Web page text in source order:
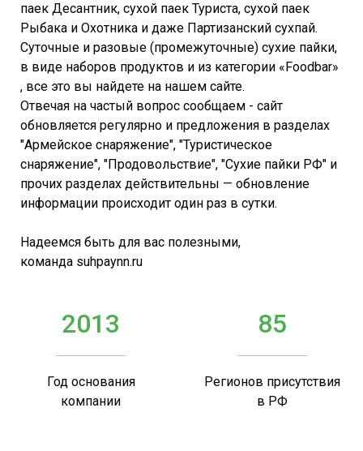
паек Десантник, сухой паек Туриста, сухой паек
Рыбака и Охотника и даже Партизанский сухпай.
Суточные и разовые (промежуточные) сухие пайки,
в виде наборов продуктов и из категории «Foodbar»
, все это вы найдете на нашем сайте.
Отвечая на частый вопрос сообщаем - сайт
обновляется регулярно и предложения в разделах
"Армейское снаряжение", "Туристическое
снаряжение", "Продовольствие", "Сухие пайки РФ" и
прочих разделах действительны — обновление
информации происходит один раз в сутки.
Надеемся быть для вас полезными,
команда suhpaynn.ru
2013
Год основания
компании
85
Регионов присутствия
в РФ